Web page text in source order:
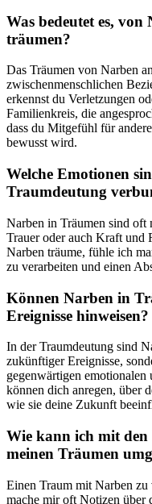
Was bedeutet es,
träumen?
Das Träumen von Narben
zwischenmenschlichen
erkennst du Verletzungen⁣
Familienkreis, die
dass ‍du Mitgefühl für‌
bewusst wird.
Welche Emotionen
‍Traumdeutung‌
Narben⁤ in Träumen sind oft
Trauer oder auch Kraft und
Narben träume, fühle ich
zu verarbeiten und einen
Können Narben in
Ereignisse hinweisen?
In ​der Traumdeutung ⁢sind
zukünftiger Ereignisse,⁤
gegenwärtigen
können dich anregen, über
wie sie deine ⁢Zukunft
Wie kann ich mit
meinen Träumen⁢
Einen Traum mit Narben
mache mir oft Notizen über